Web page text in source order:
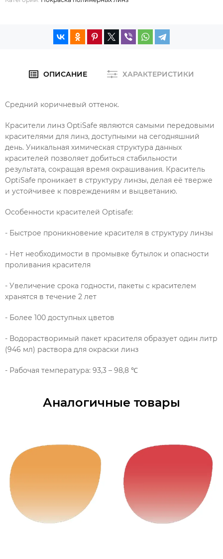
ОПИСАНИЕ ХАРАКТЕРИСТИКИ
Средний коричневый оттенок.
Красители линз OptiSafe являются самыми передовыми
красителями для линз, доступными на сегодняшний
день. Уникальная химическая структура данных
красителей позволяет добиться стабильности
результата, сокращая время окрашивания. Краситель
OptiSafe проникает в структуру линзы, делая её тверже
и устойчивее к повреждениям и выцветанию.
Особенности красителей Optisafe:
- Быстрое проникновение красителя в структуру линзы
- Нет необходимости в промывке бутылок и опасности
проливания красителя
- Увеличение срока годности, пакеты с красителем
хранятся в течение 2 лет
- Более 100 доступных цветов
- Водорастворимый пакет красителя образует один литр
(946 мл) раствора для окраски линз
- Рабочая температура: 93,3 – 98,8 ℃
Аналогичные товары